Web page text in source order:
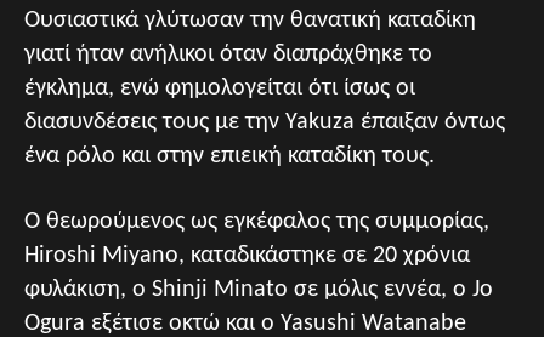
Ουσιαστικά γλύτωσαν την θανατική καταδίκη
γιατί ήταν ανήλικοι όταν διαπράχθηκε το
έγκλημα, ενώ φημολογείται ότι ίσως οι
διασυνδέσεις τους με την Yakuza έπαιξαν όντως
ένα ρόλο και στην επιεική καταδίκη τους.
Ο θεωρούμενος ως εγκέφαλος της συμμορίας,
Hiroshi Miyano, καταδικάστηκε σε 20 χρόνια
φυλάκιση, ο Shinji Minato σε μόλις εννέα, ο Jo
Ogura εξέτισε οκτώ και ο Yasushi Watanabe